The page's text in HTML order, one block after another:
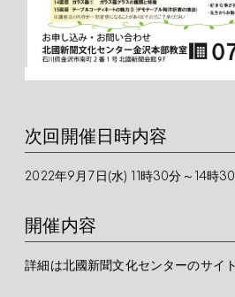
次回開催日時内容
2022年9月7日(水) 11時30分～14時
開催内容
詳細は北國新聞文化センターのサイ